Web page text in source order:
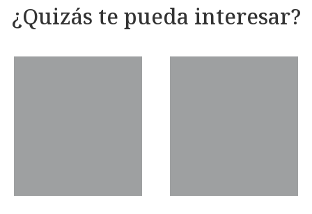
¿Quizás te pueda interesar?